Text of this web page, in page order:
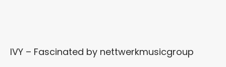
IVY – Fascinated by nettwerkmusicgroup